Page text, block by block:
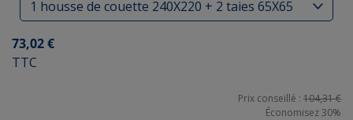
73,02 €
TTC
Prix conseillé : 104,31 €
Économisez30%